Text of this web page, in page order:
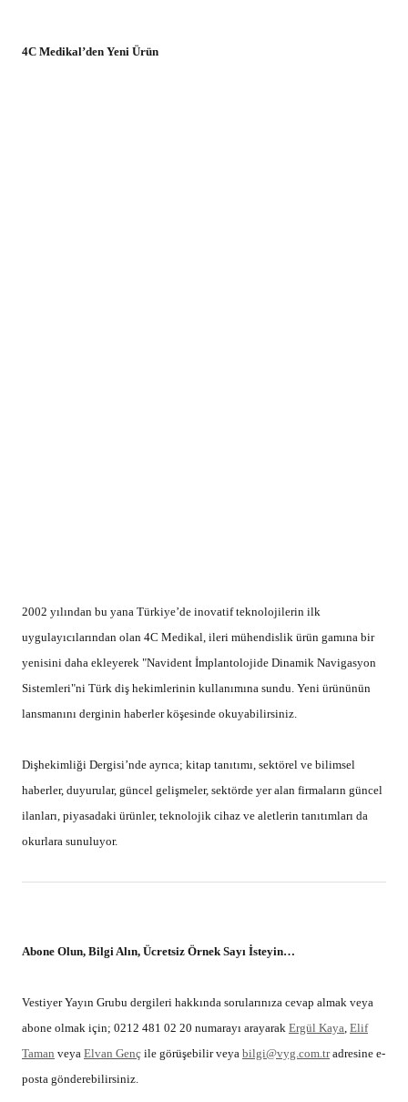
4C Medikal’den Yeni Ürün
Online Sipariş
Dergiyi internet üzerinden online satın almak için lütfenbu linkitakip
edin.
by VYG Haber MerkeziPublished Aralık 19, 2016
ADD A COMMENT